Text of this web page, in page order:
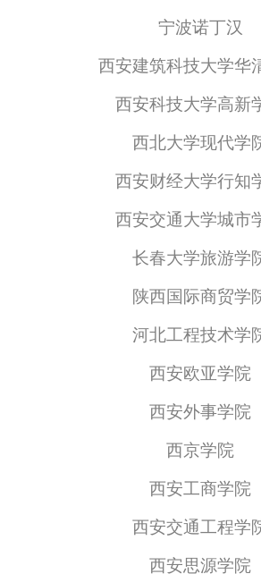
宁波诺丁汉
西安建筑科技大学华
西安科技大学高新
西北大学现代学
西安财经大学行知
西安交通大学城市
长春大学旅游学
陕西国际商贸学
河北工程技术学
西安欧亚学院
西安外事学院
西京学院
西安工商学院
西安交通工程学
西安思源学院